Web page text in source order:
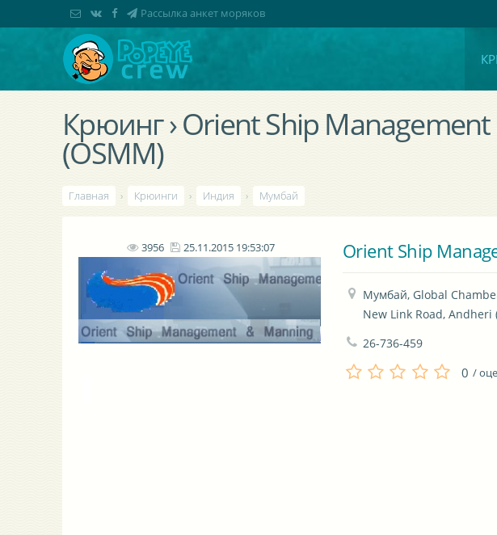
Крюинг › Orient Ship
(OSMM)
Главная › Крюинги › Индия › Мумбай
3956 25.11.2015 19:53:07 Orient Ship
Мумбай, Global
New Link Road, Andheri
26-736-459
0 /
Рассылка анкет моряков